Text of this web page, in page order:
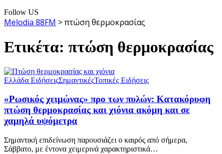
Follow US
Melodia 88FM >πτώση θερμοκρασίας
Ετικέτα: πτώση θερμοκρασίας
Ελλάδα ΕιδήσειςΣημαντικέςΤοπικές Ειδήσεις
«Ρωσικός χειμώνας» προ των πυλών: Κατακόρυφη
πτώση θερμοκρασίας και χιόνια ακόμη και σε
χαμηλά υψόμετρα
Σημαντική επιδείνωση παρουσιάζει ο καιρός από σήμερα,
Σάββατο, με έντονα χειμερινά χαρακτηριστικά…